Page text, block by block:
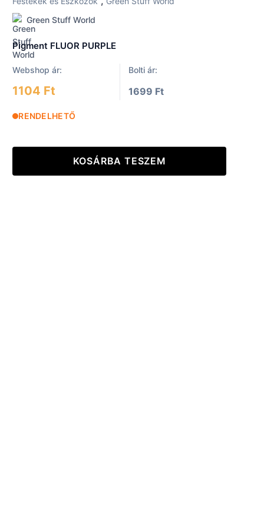
Green Stuff World
Pigment FLUOR PURPLE
Webshop ár: Bolti ár:
1104 Ft 1699 Ft
RENDELHETŐ
KOSÁRBA TESZEM